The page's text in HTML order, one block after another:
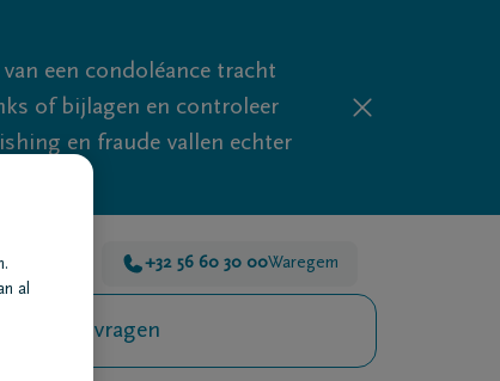
een condoléance tracht
of bijlagen en controleer
en fraude vallen echter
24u/24 +32 56 60 30 00Waregem
vragen
al